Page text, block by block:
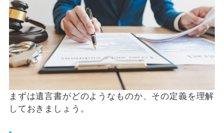
まずは遺言書がどのようなものか、その定義を理解
しておきましょう。